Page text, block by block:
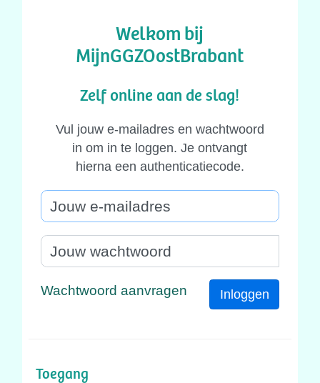
Welkom bij
MijnGGZOostBrabant
Zelf online aan de slag!
Vul jouw e-mailadres en wachtwoord
in om in te loggen. Je ontvangt
hierna een authenticatiecode.
Wachtwoord aanvragen Inloggen
Toegang